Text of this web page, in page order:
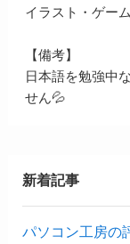
イラスト・ゲーム
【備考】
日本語を勉強中
せん💦
新着記事
パソコン工房の